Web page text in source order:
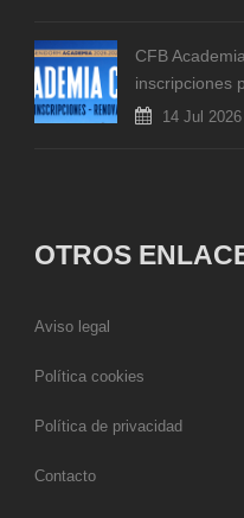
CFB
inscripciones
14 Jul 2026
OTROS
Aviso legal
Política cookies
Política de privacidad
Contacto